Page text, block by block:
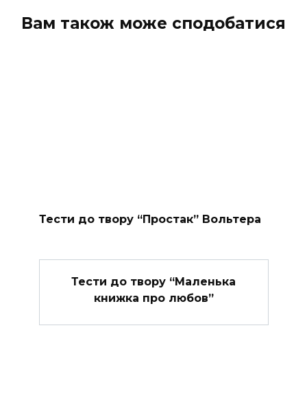
Вам також може сподобатися
Тести до твору “Простак” Вольтера
Тести до твору “Маленька
книжка про любов”